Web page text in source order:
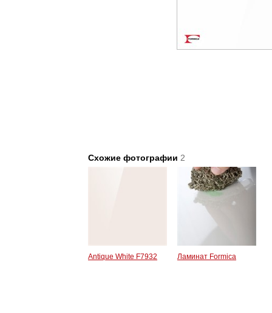
Схожие фотографии 2
Antique White F7932 Ламинат Formica